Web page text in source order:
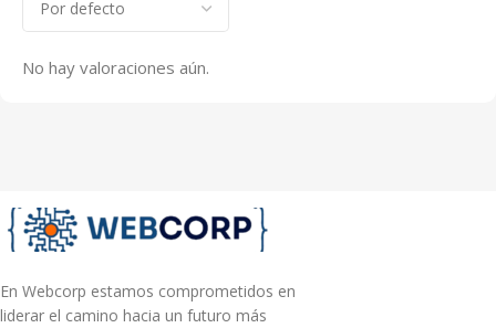
No hay valoraciones aún.
En Webcorp estamos comprometidos en
liderar el camino hacia un futuro más